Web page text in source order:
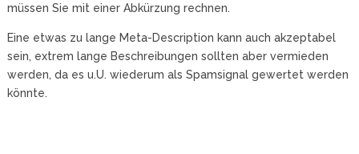
müssen Sie mit einer Abkürzung rechnen.
Eine etwas zu lange Meta-Description kann auch akzeptabel
sein, extrem lange Beschreibungen sollten aber vermieden
werden, da es u.U. wiederum als Spamsignal gewertet werden
könnte.